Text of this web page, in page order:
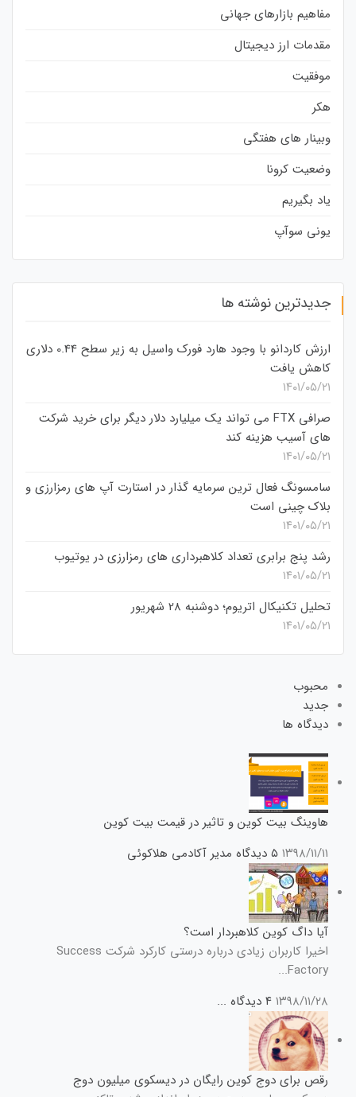
مفاهیم بازارهای جهانی
مقدمات ارز دیجیتال
موفقیت
هکر
وبینار های هفتگی
وضعیت کرونا
یاد بگیریم
یونی سوآپ
جدیدترین نوشته ها
ارزش کاردانو با وجود هارد فورک واسیل به زیر سطح 0.44 دلاری
کاهش یافت
۱۴۰۱/۰۵/۲۱
صرافی FTX می تواند یک میلیارد دلار دیگر برای خرید شرکت
های آسیب هزینه کند
۱۴۰۱/۰۵/۲۱
سامسونگ فعال‌ ترین سرمایه‌ گذار در استارت‌ آپ‌ های رمزارزی و
بلاک چینی است
۱۴۰۱/۰۵/۲۱
رشد پنج برابری تعداد کلاهبرداری های رمزارزی در یوتیوب
۱۴۰۱/۰۵/۲۱
تحلیل تکنیکال اتریوم؛ دوشنبه 28 شهریور
۱۴۰۱/۰۵/۲۱
محبوب
جدید
دیدگاه ها
هاوینگ بیت کوین و تاثیر در قیمت بیت کوین
۱۳۹۸/۱۱/۱۱ ۵ دیدگاه مدیر آکادمی هلاکوئی
آیا داگ کوین کلاهبردار است؟
اخیرا کاربران زیادی درباره درستی کارکرد شرکت Success
Factory...
۱۳۹۸/۱۱/۲۸ ۴ دیدگاه ...
رقص برای دوج کوین رایگان در دیسکوی میلیون دوج